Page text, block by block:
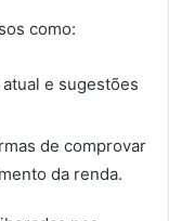
como:
e sugestões
de comprovar
da renda.